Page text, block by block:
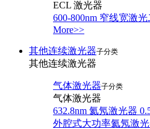
ECL 激光器
600-800nm 窄线宽激
More>>
其他连续激光器子分类
其他连续激光器
气体激光器子分类
气体激光器
632.8nm 氦氖激光器
外腔式大功率氦氖激